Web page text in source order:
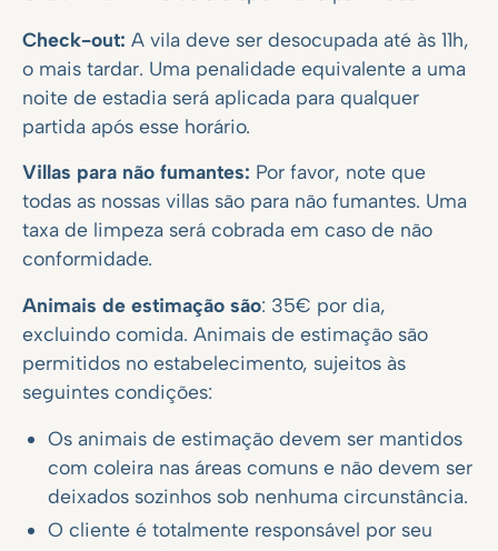
Check-out: A vila deve ser desocupada até às 11h,
o mais tardar. Uma penalidade equivalente a uma
noite de estadia será aplicada para qualquer
partida após esse horário.
Villas para não fumantes: Por favor, note que
todas as nossas villas são para não fumantes. Uma
taxa de limpeza será cobrada em caso de não
conformidade.
Animais de estimação são: 35€ por dia,
excluindo comida. Animais de estimação são
permitidos no estabelecimento, sujeitos às
seguintes condições:
Os animais de estimação devem ser mantidos
com coleira nas áreas comuns e não devem ser
deixados sozinhos sob nenhuma circunstância.
O cliente é totalmente responsável por seu